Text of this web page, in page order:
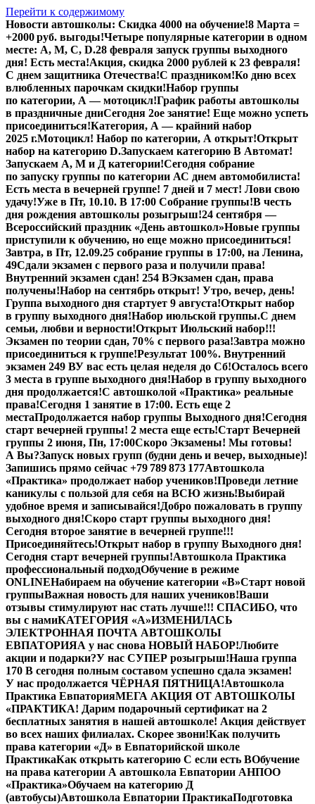
Перейти к содержимому
Новости автошколы: Скидка 4000 на обучение!8 Марта =
+2000 руб. выгоды!Четыре популярные категории в одном
месте: А, М, С, D.28 февраля запуск группы выходного
дня! Есть места!Акция, скидка 2000 рублей к 23 февраля!
С днем защитника Отечества!С праздником!Ко дню всех
влюбленных парочкам скидки!Набор группы
по категории, А — мотоцикл!График работы автошколы
в праздничные дниСегодня 2ое занятие! Еще можно успеть
присоединиться!Категория, А — крайний набор
2025 г.Мотоцикл! Набор по категории, А открыт!Открыт
набор на категорию D.Запускаем категорию В Автомат!
Запускаем А, М и Д категории!Сегодня собрание
по запуску группы по категории АС днем автомобилиста!
Есть места в вечерней группе! 7 дней и 7 мест! Лови свою
удачу!Уже в Пт, 10.10. В 17:00 Собрание группы!В честь
дня рождения автошколы розыгрыш!24 сентября —
Всероссийский праздник «День автошкол»Новые группы
приступили к обучению, но еще можно присоединиться!
Завтра, в Пт, 12.09.25 собрание группы в 17:00, на Ленина,
49Сдали экзамен с первого раза и получили права!
Внутренний экзамен сдан! 254 ВЭкзамен сдан, права
получены!Набор на сентябрь открыт! Утро, вечер, день!
Группа выходного дня стартует 9 августа!Открыт набор
в группу выходного дня!Набор июльской группы.С днем
семьи, любви и верности!Открыт Июльский набор!!!
Экзамен по теории сдан, 70% с первого раза!Завтра можно
присоединиться к группе!Результат 100%. Внутренний
экзамен 249 ВУ вас есть целая неделя до Сб!Осталось всего
3 места в группе выходного дня!Набор в группу выходного
дня продолжается!С автошколой «Практика» реальные
права!Сегодня 1 занятие в 17:00. Есть еще 2
местаПродолжается набор группы Выходного дня!Сегодня
старт вечерней группы! 2 места еще есть!Старт Вечерней
группы 2 июня, Пн, 17:00Скоро Экзамены! Мы готовы!
А Вы?Запуск новых групп (будни день и вечер, выходные)!
Запишись прямо сейчас +79 789 873 177Автошкола
«Практика» продолжает набор учеников!Проведи летние
каникулы с пользой для себя на ВСЮ жизнь!Выбирай
удобное время и записывайся!Добро пожаловать в группу
выходного дня!Скоро старт группы выходного дня!
Сегодня второе занятие в вечерней группе!!!
Присоединяйтесь!Открыт набор в группу Выходного дня!
Сегодня старт вечерней группы!Автошкола Практика
профессиональный подходОбучение в режиме
ONLINEНабираем на обучение категории «B»Старт новой
группыВажная новость для наших учеников!Ваши
отзывы стимулируют нас стать лучше!!! СПАСИБО, что
вы с намиКАТЕГОРИЯ «А»ИЗМЕНИЛАСЬ
ЭЛЕКТРОННАЯ ПОЧТА АВТОШКОЛЫ
ЕВПАТОРИЯА у нас снова НОВЫЙ НАБОР!Любите
акции и подарки?У нас СУПЕР розыгрыш!Наша группа
170 В сегодня полным составом успешно сдала экзамен!
У нас продолжается ЧЁРНАЯ ПЯТНИЦА!Автошкола
Практика ЕвпаторияМЕГА АКЦИЯ ОТ АВТОШКОЛЫ
«ПРАКТИКА! Дарим подарочный сертификат на 2
бесплатных занятия в нашей автошколе! Акция действует
во всех наших филиалах. Скорее звони!Как получить
права категории «Д» в Евпаторийской школе
ПрактикаКак открыть категорию C если есть BОбучение
на права категории A автошкола Евпатории АНПОО
«Практика»Обучаем на категорию Д
(автобусы)Автошкола Евпатории ПрактикаПодготовка